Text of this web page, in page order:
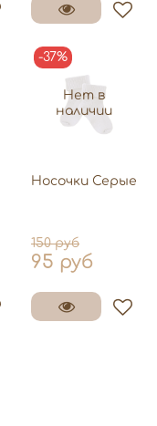
Нет в
наличии
-37%
Носочки Серые
150 руб
95 руб